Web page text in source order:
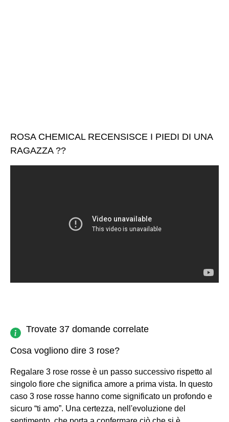
ROSA CHEMICAL RECENSISCE I PIEDI DI UNA
RAGAZZA ??
Trovate 37 domande correlate
Cosa vogliono dire 3 rose?
Regalare 3 rose rosse è un passo successivo rispetto al
singolo fiore che significa amore a prima vista. In questo
caso 3 rose rosse hanno come significato un profondo e
sicuro “ti amo”. Una certezza, nell'evoluzione del